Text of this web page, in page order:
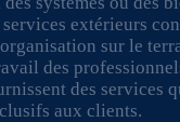
services extérieurs
sur le
des
des services
aux clients.